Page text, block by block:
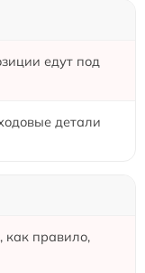
едут под
детали
как правило,